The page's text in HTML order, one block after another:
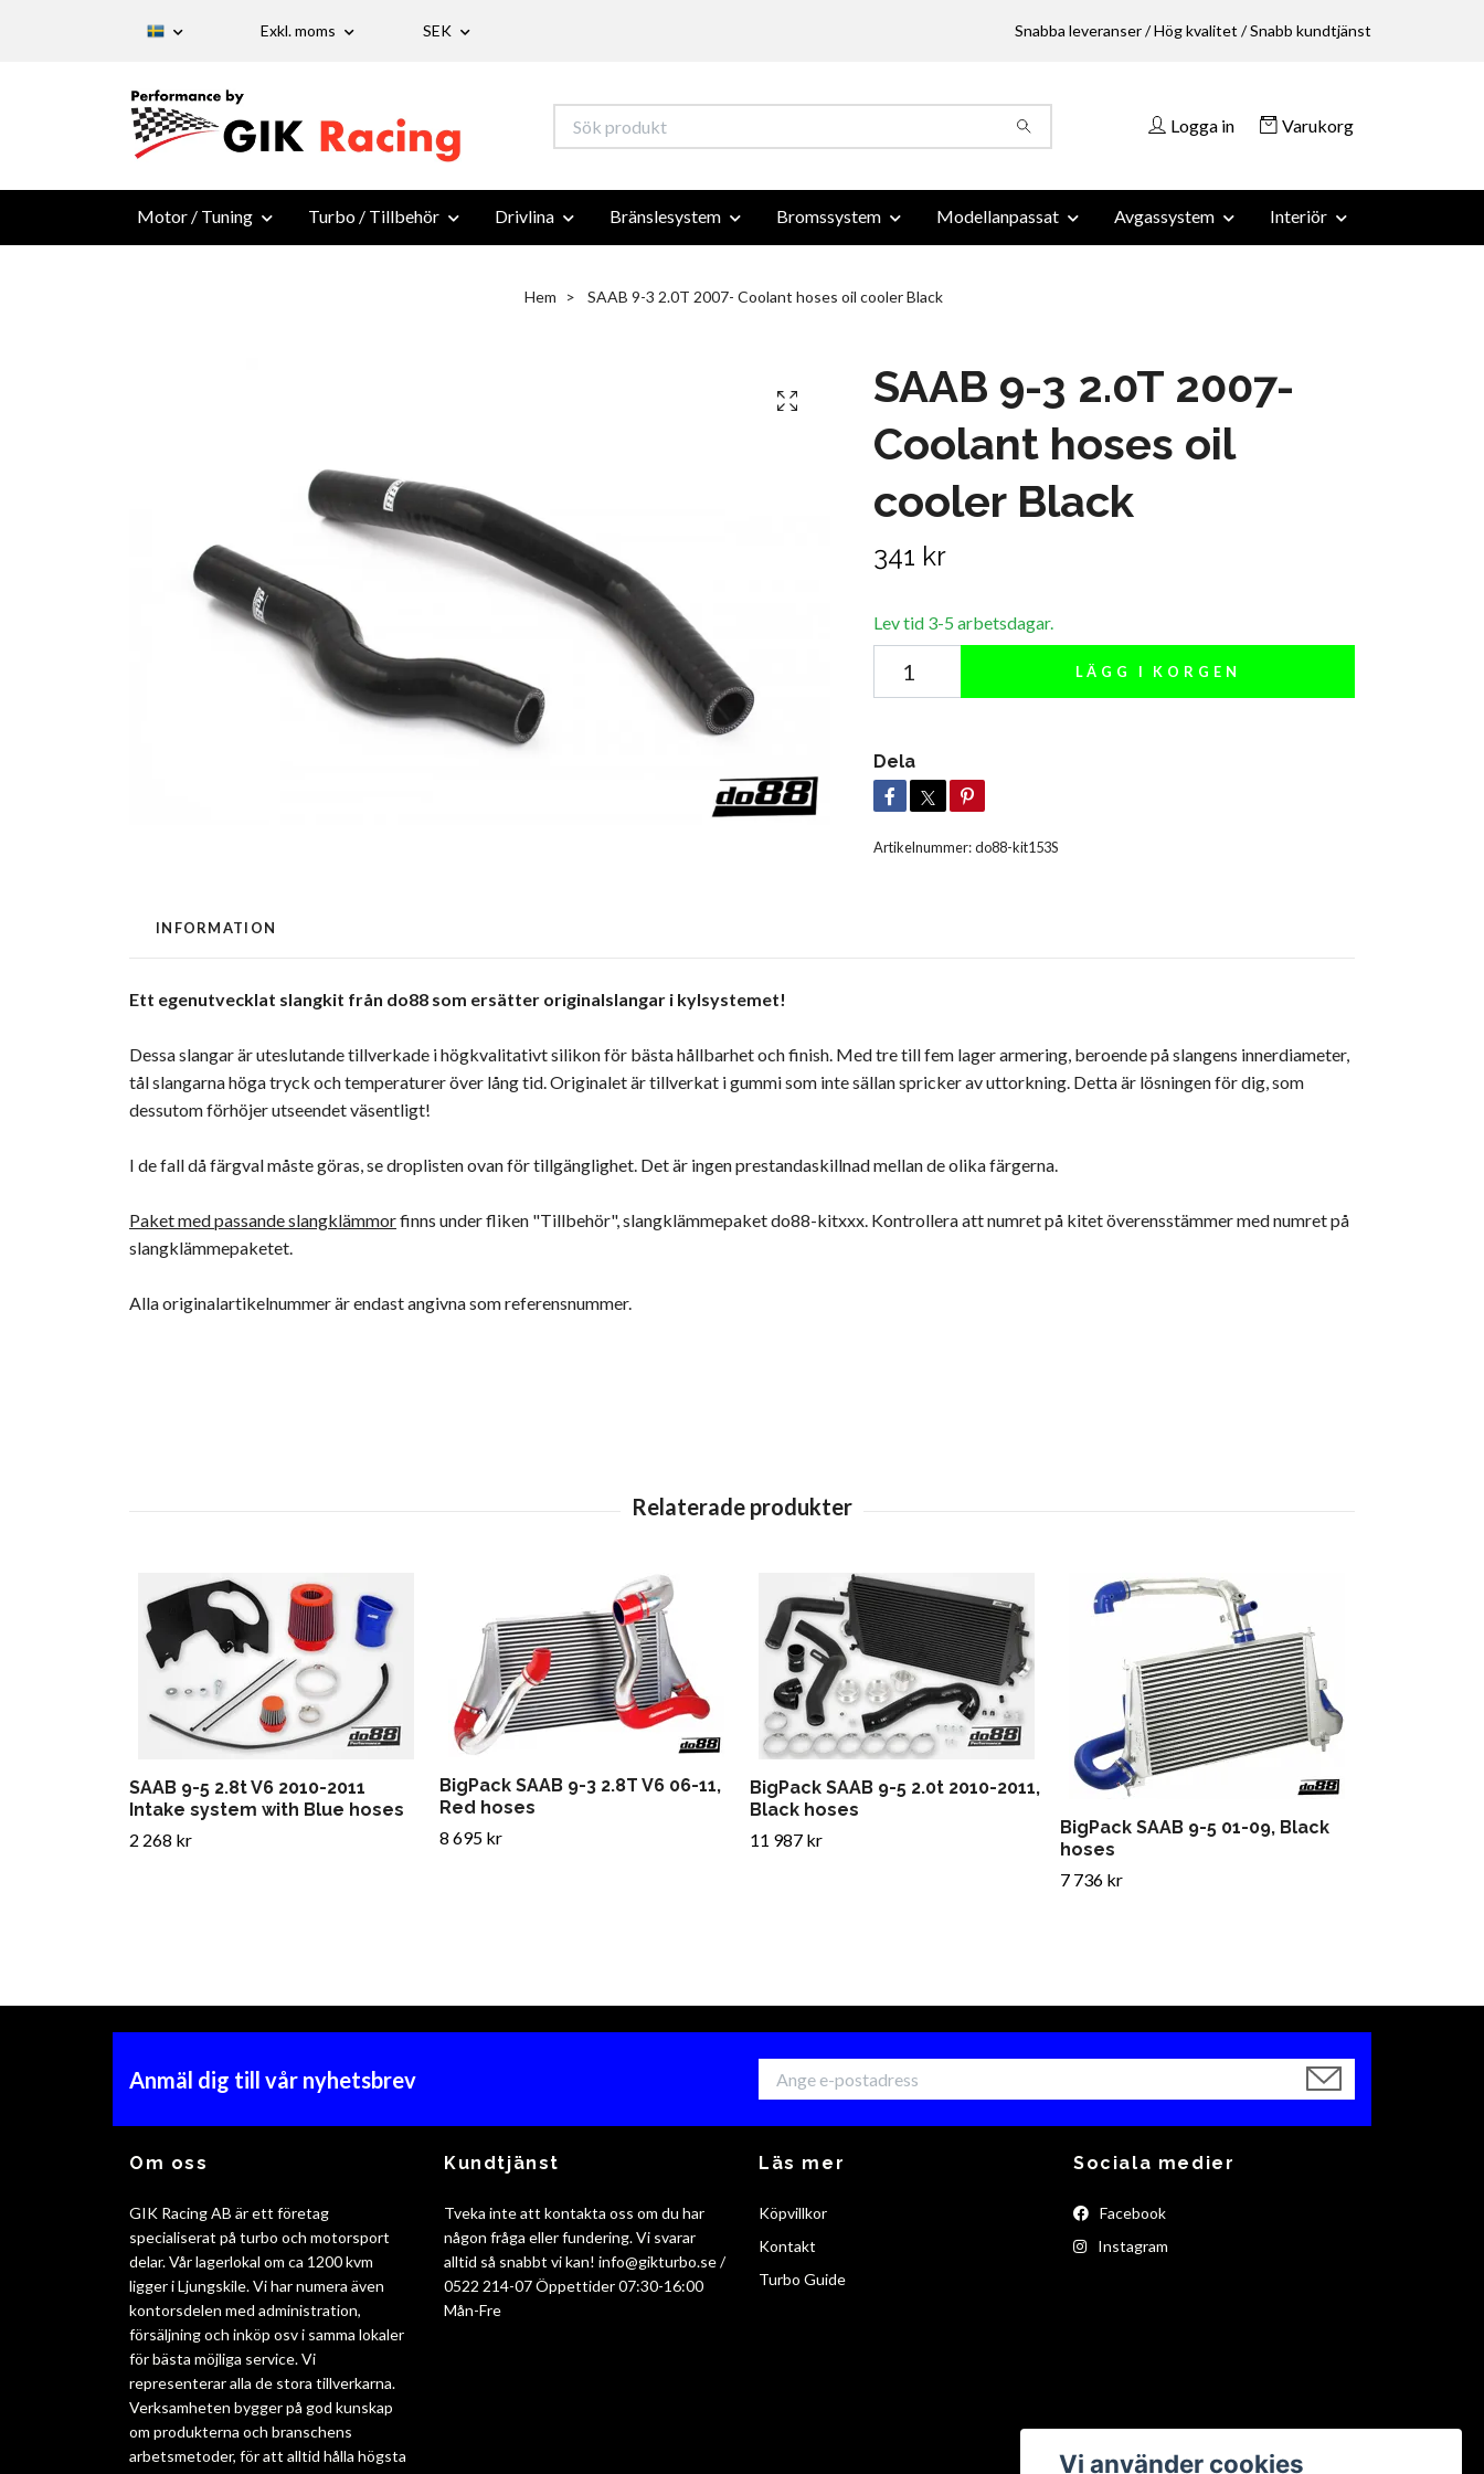
Exkl. moms SEK Snabba leveranser / Hög kvalitet / Snabb kundtjänst
Logga in Varukorg
Motor / Tuning Turbo / Tillbehör Drivlina Bränslesystem Bromssystem Modellanpassat Avgassystem Interiör
Hem SAAB 9-3 2.0T 2007- Coolant hoses oil cooler Black
SAAB 9-3 2.0T 2007-
Coolant hoses oil
cooler Black
341 kr
Lev tid 3-5 arbetsdagar.
LÄGG I KORGEN
Dela
Artikelnummer:do88-kit153S
INFORMATION
Ett egenutvecklat slangkit från do88 som ersätter originalslangar i kylsystemet!
Dessa slangar är uteslutande tillverkade i högkvalitativt silikon för bästa hållbarhet och finish. Med tre till fem lager armering, beroende på slangens innerdiameter,
tål slangarna höga tryck och temperaturer över lång tid. Originalet är tillverkat i gummi som inte sällan spricker av uttorkning. Detta är lösningen för dig, som
dessutom förhöjer utseendet väsentligt!
I de fall då färgval måste göras, se droplisten ovan för tillgänglighet. Det är ingen prestandaskillnad mellan de olika färgerna.
Paket med passande slangklämmorfinns under fliken "Tillbehör", slangklämmepaket do88-kitxxx. Kontrollera att numret på kitet överensstämmer med numret på
slangklämmepaketet.
Alla originalartikelnummer är endast angivna som referensnummer.
SAAB 9-5 2.8t V6 2010-2011
Intake system with Blue hoses
2 268 kr
BigPack SAAB 9-3 2.8T V6 06-11,
Red hoses
8 695 kr
BigPack SAAB 9-5 2.0t 2010-2011,
Black hoses
11 987 kr
BigPack SAAB 9-5 01-09, Black
hoses
7 736 kr
Anmäl dig till vår nyhetsbrev
Om oss
GIK Racing AB är ett företag
specialiserat på turbo och motorsport
delar. Vår lagerlokal om ca 1200 kvm
ligger i Ljungskile. Vi har numera även
kontorsdelen med administration,
försäljning och inköp osv i samma lokaler
för bästa möjliga service. Vi
representerar alla de stora tillverkarna.
Verksamheten bygger på god kunskap
om produkterna och branschens
arbetsmetoder, för att alltid hålla högsta
Kundtjänst
Tveka inte att kontakta oss om du har
någon fråga eller fundering. Vi svarar
alltid så snabbt vi kan! info@gikturbo.se/
0522 214-07 Öppettider 07:30-16:00
Mån-Fre
Läs mer
Köpvillkor
Kontakt
Turbo Guide
Sociala medier
Facebook
Instagram
Vi använder cookies